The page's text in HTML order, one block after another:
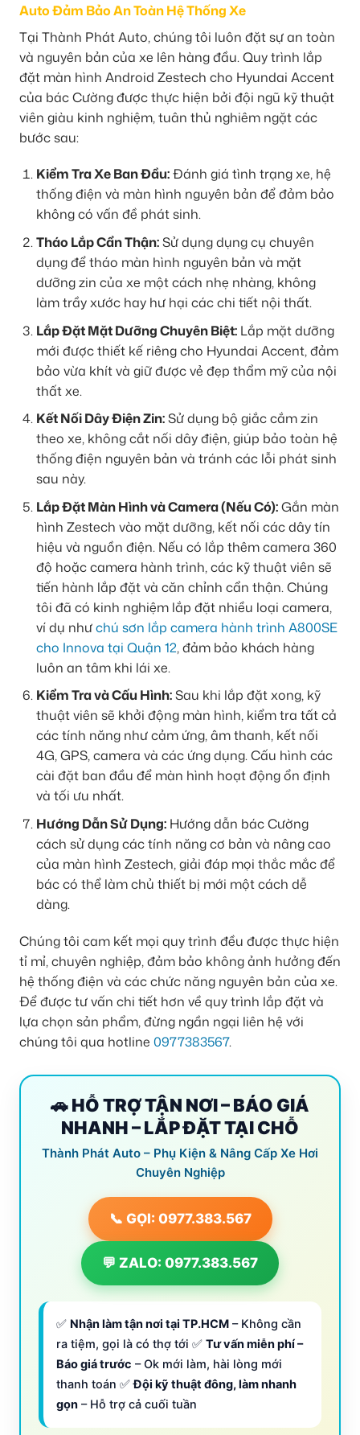
Auto Đảm Bảo An Toàn Hệ Thống Xe
Tại Thành Phát Auto, chúng tôi luôn đặt sự an toàn
và nguyên bản của xe lên hàng đầu. Quy trình lắp
đặt màn hình Android Zestech cho Hyundai Accent
của bác Cường được thực hiện bởi đội ngũ kỹ thuật
viên giàu kinh nghiệm, tuân thủ nghiêm ngặt các
bước sau:
Kiểm Tra Xe Ban Đầu:Đánh giá tình trạng xe, hệ
thống điện và màn hình nguyên bản để đảm bảo
không có vấn đề phát sinh.
Tháo Lắp Cẩn Thận:Sử dụng dụng cụ chuyên
dụng để tháo màn hình nguyên bản và mặt
dưỡng zin của xe một cách nhẹ nhàng, không
làm trầy xước hay hư hại các chi tiết nội thất.
Lắp Đặt Mặt Dưỡng Chuyên Biệt:Lắp mặt dưỡng
mới được thiết kế riêng cho Hyundai Accent, đảm
bảo vừa khít và giữ được vẻ đẹp thẩm mỹ của nội
thất xe.
Kết Nối Dây Điện Zin:Sử dụng bộ giắc cắm zin
theo xe, không cắt nối dây điện, giúp bảo toàn hệ
thống điện nguyên bản và tránh các lỗi phát sinh
sau này.
Lắp Đặt Màn Hình và Camera (Nếu Có):Gắn màn
hình Zestech vào mặt dưỡng, kết nối các dây tín
hiệu và nguồn điện. Nếu có lắp thêm camera 360
độ hoặc camera hành trình, các kỹ thuật viên sẽ
tiến hành lắp đặt và căn chỉnh cẩn thận. Chúng
tôi đã có kinh nghiệm lắp đặt nhiều loại camera,
ví dụ nhưchú sơn lắp camera hành trình A800SE
cho Innova tại Quận 12, đảm bảo khách hàng
luôn an tâm khi lái xe.
Kiểm Tra và Cấu Hình:Sau khi lắp đặt xong, kỹ
thuật viên sẽ khởi động màn hình, kiểm tra tất cả
các tính năng như cảm ứng, âm thanh, kết nối
4G, GPS, camera và các ứng dụng. Cấu hình các
cài đặt ban đầu để màn hình hoạt động ổn định
và tối ưu nhất.
Hướng Dẫn Sử Dụng:Hướng dẫn bác Cường
cách sử dụng các tính năng cơ bản và nâng cao
của màn hình Zestech, giải đáp mọi thắc mắc để
bác có thể làm chủ thiết bị mới một cách dễ
dàng.
Chúng tôi cam kết mọi quy trình đều được thực hiện
tỉ mỉ, chuyên nghiệp, đảm bảo không ảnh hưởng đến
hệ thống điện và các chức năng nguyên bản của xe.
Để được tư vấn chi tiết hơn về quy trình lắp đặt và
lựa chọn sản phẩm, đừng ngần ngại liên hệ với
chúng tôi qua hotline 0977383567.
🚗 HỖ TRỢ TẬN NƠI – BÁO GIÁ
NHANH – LẮP ĐẶT TẠI CHỖ
Thành Phát Auto – Phụ Kiện & Nâng Cấp Xe Hơi
Chuyên Nghiệp
📞 GỌI: 0977.383.567
💬 ZALO: 0977.383.567
✅ Nhận làm tận nơi tại TP.HCM – Không cần
ra tiệm, gọi là có thợ tới ✅ Tư vấn miễn phí –
Báo giá trước – Ok mới làm, hài lòng mới
thanh toán ✅Đội kỹ thuật đông, làm nhanh
gọn – Hỗ trợ cả cuối tuần